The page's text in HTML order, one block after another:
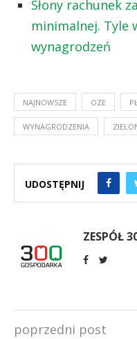
Słony rachunek
minimalnej. Tyle
wynagrodzeń
NAJNOWSZE OZE
WYNAGRODZENIA
UDOSTĘPNIJ
ZESPÓŁ
poprzedni post